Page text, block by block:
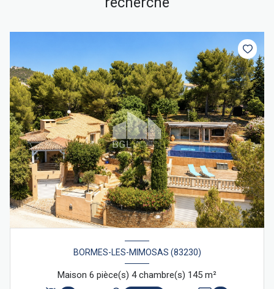
BORMES-LES-MIMOSAS (83230)
Maison 6 pièce(s) 4 chambre(s) 145 m²